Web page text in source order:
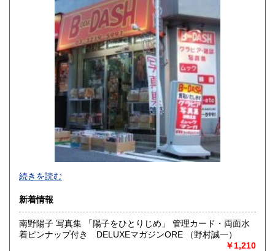
600円 長崎県
600円 大分県
600円 鹿児島県
600円
新旧女優・アイドルのグラビア、なつかしの本
映画・特撮、ゲーム・アニメ古漫画などの趣味本は当店にお
お取り扱いは、趣味のものすべてにわたります。
グラビアアイドル雑誌(キャンディーズなどの昔の女優・アイ
ドルも歓迎)
続きを読む
新着情報
南野陽子 写真集 「陽子をひとりじめ」 管理カード・両面水
着ピンナップ付き DELUXEマガジンORE （野村誠一）
￥1,210